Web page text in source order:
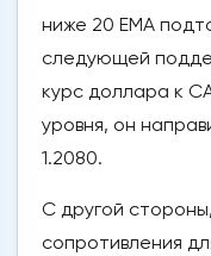
ниже 20 EMA
следующей
курс доллара к
уровня, он
1.2080.
С другой
сопротивления